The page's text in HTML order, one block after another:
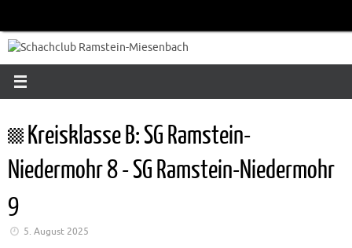
springen
Kreisklasse B: SG Ramstein-
Niedermohr 8 - SG Ramstein-Niedermohr
9
5. August 2025